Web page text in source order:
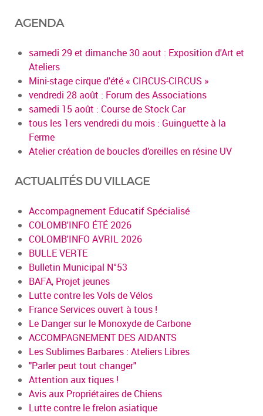
AGENDA
samedi 29 et dimanche 30 aout : Exposition d'Art et
Ateliers
Mini-stage cirque d'été « CIRCUS-CIRCUS »
vendredi 28 août : Forum des Associations
samedi 15 août : Course de Stock Car
tous les 1ers vendredi du mois : Guinguette à la
Ferme
Atelier création de boucles d’oreilles en résine UV
ACTUALITÉS DU VILLAGE
Accompagnement Educatif Spécialisé
COLOMB'INFO ÉTÉ 2026
COLOMB'INFO AVRIL 2026
BULLE VERTE
Bulletin Municipal N°53
BAFA, Projet jeunes
Lutte contre les Vols de Vélos
France Services ouvert à tous !
Le Danger sur le Monoxyde de Carbone
ACCOMPAGNEMENT DES AIDANTS
Les Sublimes Barbares : Ateliers Libres
"Parler peut tout changer"
Attention aux tiques !
Avis aux Propriétaires de Chiens
Lutte contre le frelon asiatique